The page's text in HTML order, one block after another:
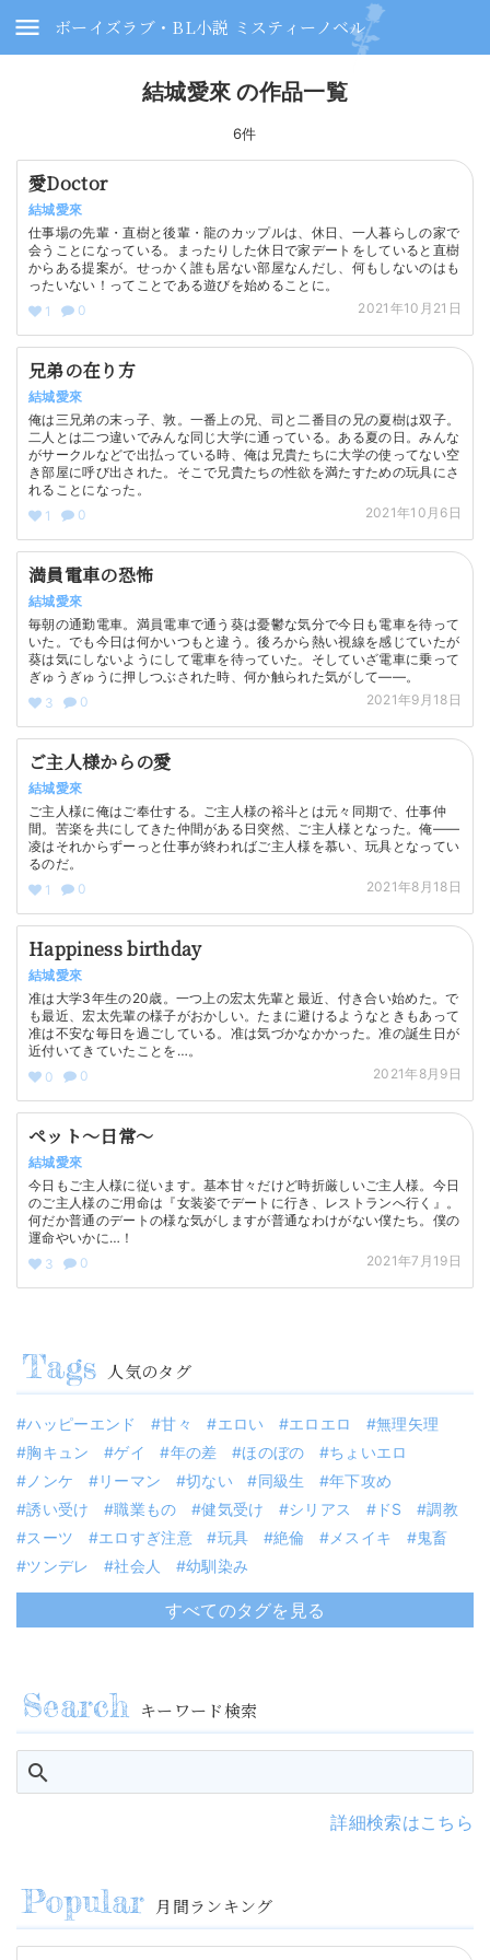
ボーイズラブ・BL小説 ミスティーノベル
結城愛來 の作品一覧
6件
愛Doctor
結城愛來
仕事場の先輩・直樹と後輩・龍のカップルは、休日、一人暮らしの家で
会うことになっている。まったりした休日で家デートをしていると直樹
からある提案が。せっかく誰も居ない部屋なんだし、何もしないのはも
ったいない！ってことである遊びを始めることに。
1
0 2021年10月21日
兄弟の在り方
結城愛來
俺は三兄弟の末っ子、敦。一番上の兄、司と二番目の兄の夏樹は双子。
二人とは二つ違いでみんな同じ大学に通っている。ある夏の日。みんな
がサークルなどで出払っている時、俺は兄貴たちに大学の使ってない空
き部屋に呼び出された。そこで兄貴たちの性欲を満たすための玩具にさ
れることになった。
1
0 2021年10月6日
満員電車の恐怖
結城愛來
毎朝の通勤電車。満員電車で通う葵は憂鬱な気分で今日も電車を待って
いた。でも今日は何かいつもと違う。後ろから熱い視線を感じていたが
葵は気にしないようにして電車を待っていた。そしていざ電車に乗って
ぎゅうぎゅうに押しつぶされた時、何か触られた気がして――。
3
0 2021年9月18日
ご主人様からの愛
結城愛來
ご主人様に俺はご奉仕する。ご主人様の裕斗とは元々同期で、仕事仲
間。苦楽を共にしてきた仲間がある日突然、ご主人様となった。俺――
凌はそれからずーっと仕事が終わればご主人様を慕い、玩具となってい
るのだ。
1
0 2021年8月18日
Happiness birthday
結城愛來
准は大学3年生の20歳。一つ上の宏太先輩と最近、付き合い始めた。で
も最近、宏太先輩の様子がおかしい。たまに避けるようなときもあって
准は不安な毎日を過ごしている。准は気づかなかかった。准の誕生日が
近付いてきていたことを…。
0
0 2021年8月9日
ペット〜日常〜
結城愛來
今日もご主人様に従います。基本甘々だけど時折厳しいご主人様。今日
のご主人様のご用命は『女装姿でデートに行き、レストランへ行く』。
何だか普通のデートの様な気がしますが普通なわけがない僕たち。僕の
運命やいかに…！
3
0 2021年7月19日
人気のタグ
ハッピーエンド 甘々 エロい エロエロ
無理矢理
胸キュン
ゲイ 年の差 ほのぼの
ちょいエロ
ノンケ
リーマン 切ない 同級生
年下攻め
誘い受け
職業もの 健気受け シリアス ドS
調教
スーツ
エロすぎ注意 玩具 絶倫 メスイキ
鬼畜
ツンデレ
社会人 幼馴染み
すべてのタグを見る
キーワード検索
詳細検索はこちら
月間ランキング